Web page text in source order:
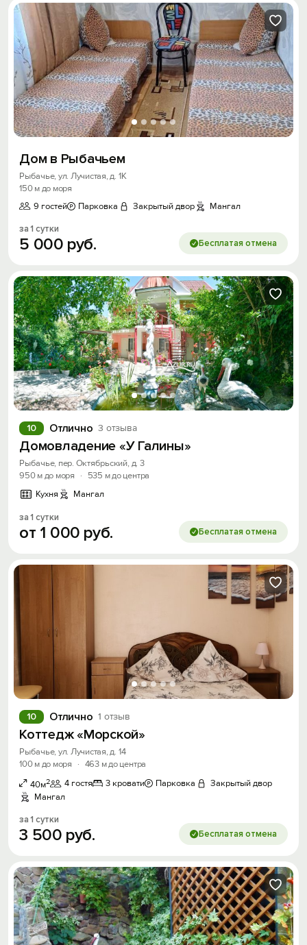
Дом в Рыбачьем
Рыбачье, ул. Лучистая, д. 1К
150 м до моря
9 гостей
Парковка Закрытый двор Мангал
за 1 сутки
5 000 руб. Бесплатая отмена
Отлично 3 отзыва
10
Домовладение «У Галины»
Рыбачье, пер. Октябрьский, д. 3
950 м до моря
·
535 м до центра
Кухня
Мангал
за 1 сутки
от 1 000 руб. Бесплатая отмена
Отлично 1 отзыв
10
Коттедж «Морской»
Рыбачье, ул. Лучистая, д. 14
100 м до моря
· 463 м до центра
40м2 4 гостя 3 кровати Парковка
Закрытый двор
Мангал
за 1 сутки
3 500 руб. Бесплатая отмена